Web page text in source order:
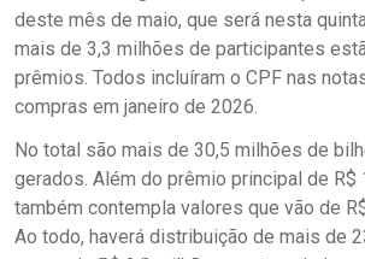
deste mês de maio, que será nesta
mais de 3,3 milhões de participantes
prêmios. Todos incluíram o CPF nas
compras em janeiro de 2026.
No total são mais de 30,5 milhões de
gerados. Além do prêmio principal de R$
também contempla valores que vão de
Ao todo, haverá distribuição de mais de